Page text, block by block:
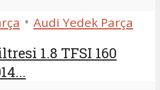
• Audi Yedek Parça
1.8 TFSI 160